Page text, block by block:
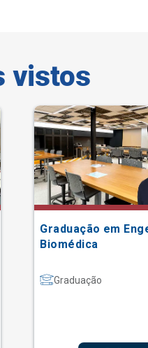
vistos
Graduação em
Biomédica
Graduação